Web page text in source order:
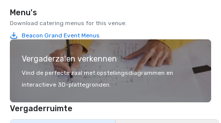
Menu's
Download catering menus for this venue.
Beacon Grand Event Menus
Vergaderzalen verkennen
Vind de perfecte zaal met opstellingsdiagrammen en
interactieve 3D-plattegronden.
Vergaderruimte